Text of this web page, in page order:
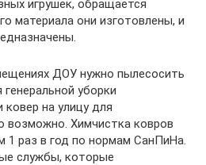
игрушек, обращается
материала они изготовлены, и
ДОУ нужно пылесосить
уборки
на улицу для
возможно. Химчистка ковров
1 раз в год по нормам СанПиНа.
службы, которые